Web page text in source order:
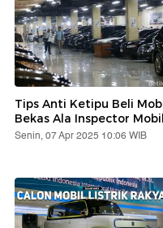
Tips Anti Ketipu Beli
Bekas Ala Inspector Mobil
Senin, 07 Apr 2025 10:06 WIB